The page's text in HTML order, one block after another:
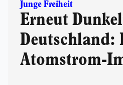
Junge Freiheit
Erneut
Deutschland:
Atomstrom-